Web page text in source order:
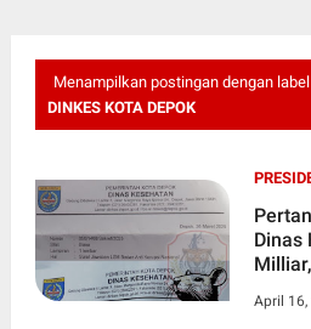
Menampilkan postingan dengan label
DINKES KOTA DEPOK
Dinas
April